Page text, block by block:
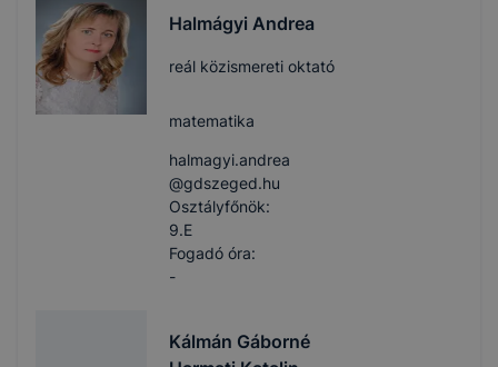
Halmágyi Andrea
reál közismereti oktató
matematika
halmagyi.andrea​
@gdszeged.hu
Osztályfőnök:
9.E
Fogadó óra:
-
Kálmán Gáborné